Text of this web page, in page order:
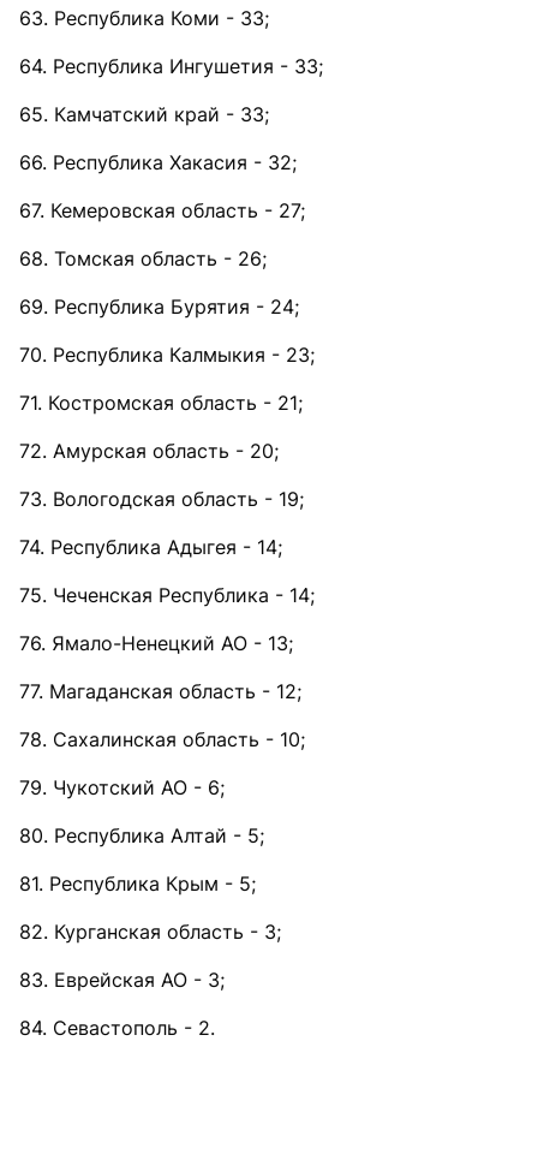
63. Республика Коми - 33;
64. Республика Ингушетия - 33;
65. Камчатский край - 33;
66. Республика Хакасия - 32;
67. Кемеровская область - 27;
68. Томская область - 26;
69. Республика Бурятия - 24;
70. Республика Калмыкия - 23;
71. Костромская область - 21;
72. Амурская область - 20;
73. Вологодская область - 19;
74. Республика Адыгея - 14;
75. Чеченская Республика - 14;
76. Ямало-Ненецкий АО - 13;
77. Магаданская область - 12;
78. Сахалинская область - 10;
79. Чукотский АО - 6;
80. Республика Алтай - 5;
81. Республика Крым - 5;
82. Курганская область - 3;
83. Еврейская АО - 3;
84. Севастополь - 2.